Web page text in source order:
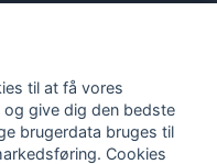
til at få vores
give dig den bedste
brugerdata bruges til
Cookies